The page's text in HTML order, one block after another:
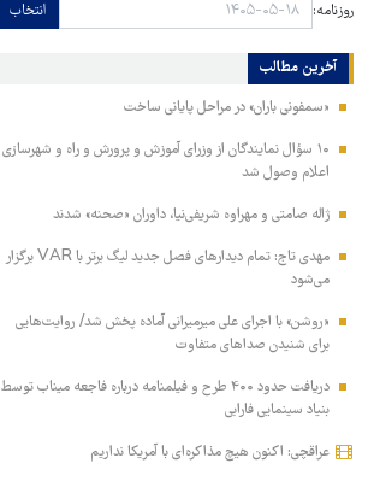
روزنامه: انتخاب
آخرین مطالب
«سمفونی باران» در مراحل پایانی ساخت
۱۰ سؤال نمایندگان از وزرای آموزش و پرورش و راه و شهرسازی
اعلام وصول شد
ژاله صامتی و مهراوه شریفی‌نیا، داوران «صحنه» شدند
مهدی تاج: تمام دیدارهای فصل جدید لیگ برتر با VAR برگزار
می‌شود
«روشن» با اجرای علی میرمیرانی آماده پخش شد/ روایت‌هایی
برای شنیدن صداهای متفاوت
دریافت حدود ۴۰۰ طرح و فیلمنامه درباره فاجعه میناب توسط
بنیاد سینمایی فارابی
عراقچی: اکنون هیچ مذاکره‌ای با آمریکا نداریم